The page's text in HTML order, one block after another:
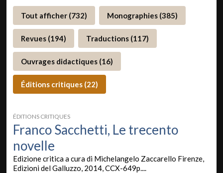
Tout afficher (732) Monographies (385)
Revues (194) Traductions (117)
Ouvrages didactiques (16)
Éditions critiques (22)
ÉDITIONS CRITIQUES
Franco Sacchetti, Le trecento
novelle
Edizione critica a cura di Michelangelo Zaccarello Firenze,
Edizioni del Galluzzo, 2014, CCX-649p....